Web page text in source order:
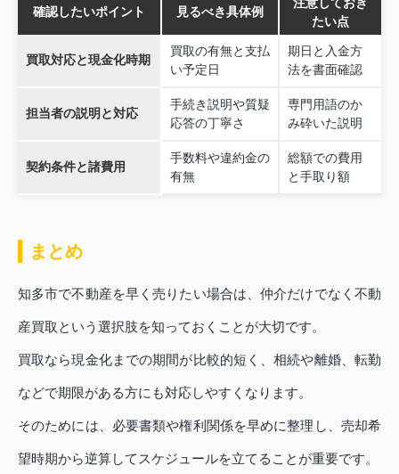
確認したいポイント 見るべき具体例
たい点
買取対応と現金化時期
買取の有無と支払
い予定日
期日と入金方
法を書面確認
担当者の説明と対応
手続き説明や質疑
応答の丁寧さ
専門用語のか
み砕いた説明
契約条件と諸費用
手数料や違約金の
有無
総額での費用
と手取り額
まとめ
知多市で不動産を早く売りたい場合は、仲介だけでなく不動
産買取という選択肢を知っておくことが大切です。
買取なら現金化までの期間が比較的短く、相続や離婚、転勤
などで期限がある方にも対応しやすくなります。
そのためには、必要書類や権利関係を早めに整理し、売却希
望時期から逆算してスケジュールを立てることが重要です。